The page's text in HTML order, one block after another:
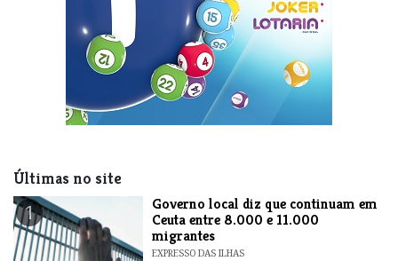
Últimas no site
1
​Governo local diz que continuam em
Ceuta entre 8.000 e 11.000
migrantes
EXPRESSO DAS ILHAS